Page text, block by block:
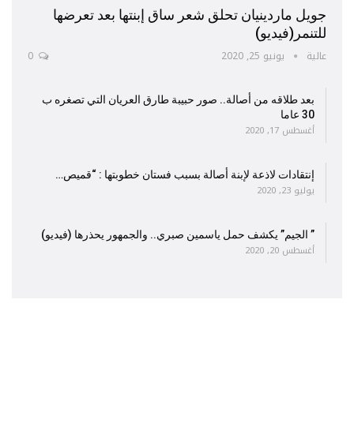
جويل ماردينيان تحلق شعر ساق إبنتها بعد تعرضها
للتنمر(فيديو)
عالية يونيو 25, 2020
بعد طلاقه من أصالة.. صور حبيبة طارق العريان التي تصغره ب
30 عاما
أغسطس 17, 2020
إنتقادات لاذعة لإبنة أصالة بسبب فستان خطوبتها : “قميص…
يوليو 23, 2020
” الجيم” يكشف حمل ياسمين صبري.. والجمهور يحذرها (فيديو)
أغسطس 20, 2020